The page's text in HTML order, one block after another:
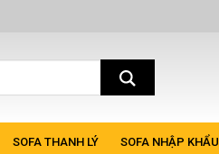
SOFA THANH LÝ SOFA NHẬP KHẨU